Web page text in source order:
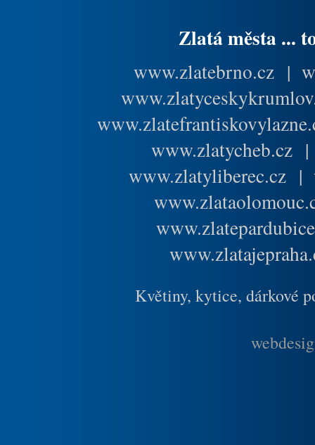
Zlatá města ...
www.zlatebrno.cz |
www.zlatycheb.cz
www.zlatyliberec.cz |
Květiny, kytice, dárkové